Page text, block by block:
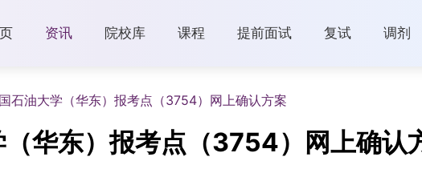
资讯 院校库 课程 提前面试 复试 调剂
石油大学（华东）报考点（3754）网上确认方案
华东）报考点（3754）网上确认